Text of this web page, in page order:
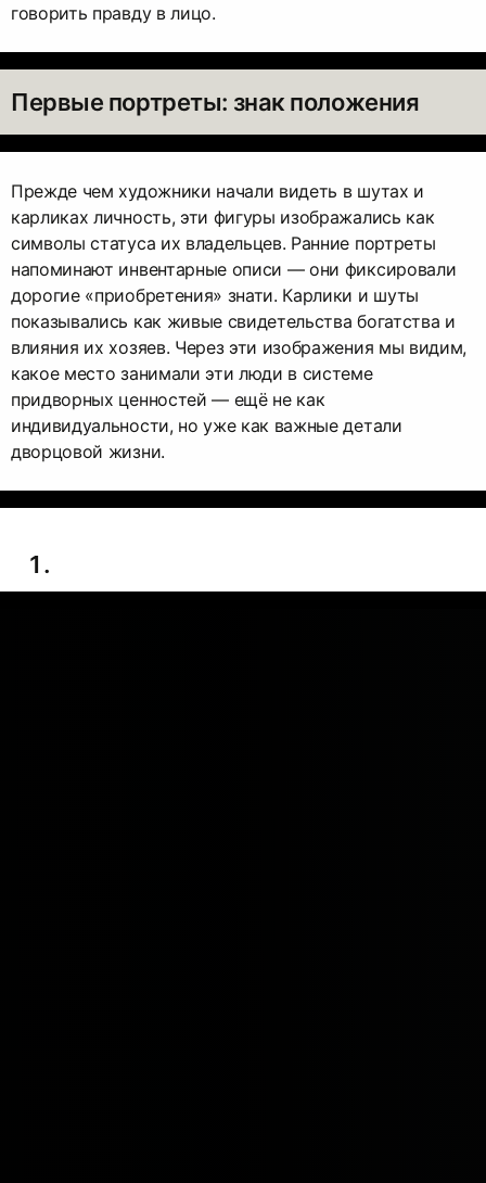
говорить правду в лицо.
Первые портреты: знак положения
Прежде чем художники начали видеть в шутах и
карликах личность, эти фигуры изображались как
символы статуса их владельцев. Ранние портреты
напоминают инвентарные описи — они фиксировали
дорогие «приобретения» знати. Карлики и шуты
показывались как живые свидетельства богатства и
влияния их хозяев. Через эти изображения мы видим,
какое место занимали эти люди в системе
придворных ценностей — ещё не как
индивидуальности, но уже как важные детали
дворцовой жизни.